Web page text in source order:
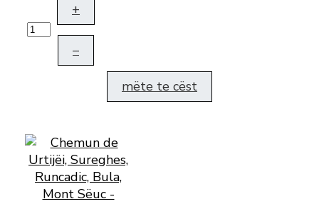
+
–
mëte te cëst